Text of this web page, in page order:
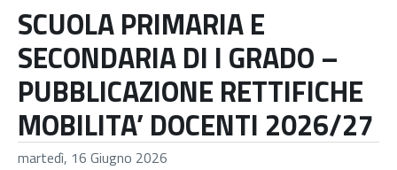
SCUOLA PRIMARIA E
SECONDARIA DI I GRADO –
PUBBLICAZIONE RETTIFICHE
MOBILITA’ DOCENTI 2026/27
martedì, 16 Giugno 2026